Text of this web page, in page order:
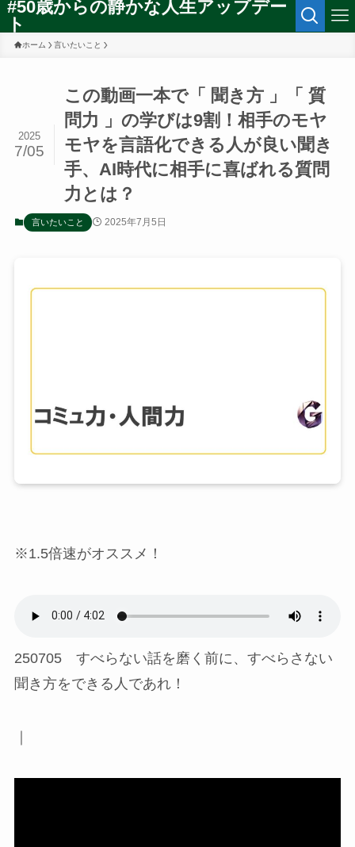
#50歳からの静かな人生アップデー
ト
ホーム 言いたいこと
この動画一本で「 聞き方 」「 質
問力 」の学びは9割！相手のモヤ
モヤを言語化できる人が良い聞き
手、AI時代に相手に喜ばれる質問
力とは？
2025
7/05
言いたいこと 2025年7月5日
※1.5倍速がオススメ！
250705 すべらない話を磨く前に、すべらさない
聞き方をできる人であれ！